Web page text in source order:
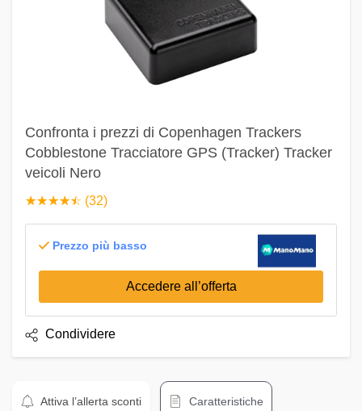
Confronta i prezzi di Copenhagen Trackers
Cobblestone Tracciatore GPS (Tracker) Tracker
veicoli Nero
☆☆☆☆☆
★★★★★ (32)
Prezzo più basso
Accedere all’offerta
Condividere
Attiva l’allerta sconti Caratteristiche